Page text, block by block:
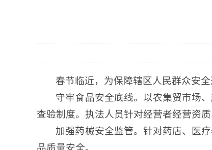
春节临近，为保障辖区人民群众安
守牢食品安全底线。以农集贸市场
查验制度。执法人员针对经营者经营资
加强药械安全监管。针对药店、医
品质量安全。